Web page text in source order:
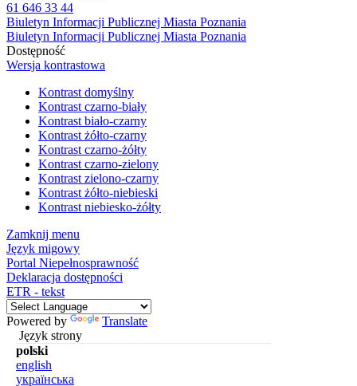
61 646 33 44
Biuletyn Informacji Publicznej Miasta Poznania
Biuletyn Informacji Publicznej Miasta Poznania
Dostępność
Wersja kontrastowa
Kontrast domyślny
Kontrast czarno-biały
Kontrast biało-czarny
Kontrast żółto-czarny
Kontrast czarno-żółty
Kontrast czarno-zielony
Kontrast zielono-czarny
Kontrast żółto-niebieski
Kontrast niebiesko-żółty
Zamknij menu
Język migowy
Portal Niepełnosprawność
Deklaracja dostępności
ETR - tekst
Powered by
Translate
Język strony
polski
english
українська